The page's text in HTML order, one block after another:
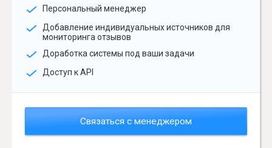
Персональный менеджер
Добавление индивидуальных источников для
мониторинга отзывов
Доработка системы под ваши задачи
Доступ к API
Связаться с менеджером